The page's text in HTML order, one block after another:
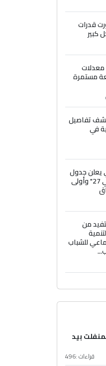
قدرات
كبير
معدلات
مستمرة
تفاصيل
في
يعلن جدول
مباريات "خليجي 27" وأولى
من
للشباب
بيد
قراءات :496